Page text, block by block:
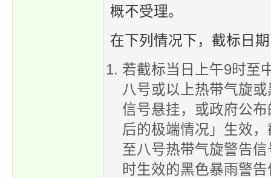
概不受理。
在下列情况下，截标日
若截标当日上午9时至
八号或以上热带气旋
信号悬挂，或政府公
后的极端情况」生效
至八号热带气旋警告
时生效的黑色暴雨警